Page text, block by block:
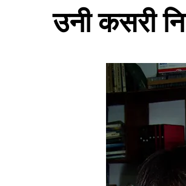
उनी कसरी